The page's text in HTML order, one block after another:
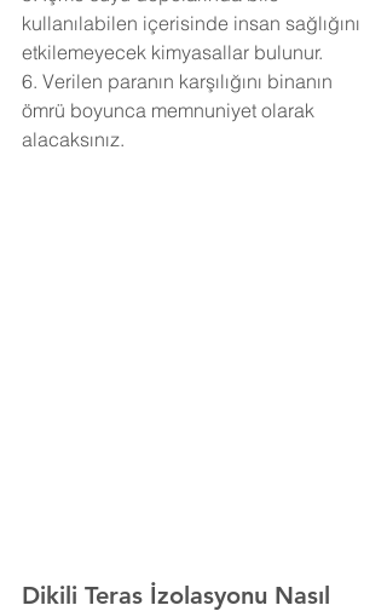
kullanılabilen içerisinde insan sağlığını
etkilemeyecek kimyasallar bulunur.
6. Verilen paranın karşılığını binanın
ömrü boyunca memnuniyet olarak
alacaksınız.
Dikili Teras İzolasyonu Nasıl